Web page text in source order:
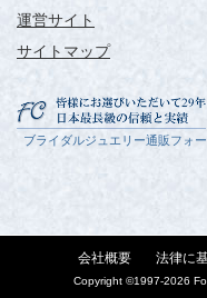
運営サイト
サイトマップ
ブライダルジュエリー通販フォ
会社概要 法律に
Copyright ©1997-2026